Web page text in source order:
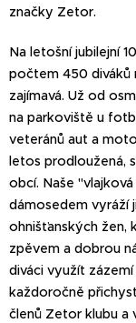
značky Zetor.
Na letošní jubilejní
počtem 450 diváků
zajímavá. Už od
na parkoviště u
veteránů aut a
letos prodloužená,
obcí. Naše
dámosedem vyráží
ohnišťanských žen,
zpěvem a dobrou
diváci využít
každoročně
členů Zetor klubu a